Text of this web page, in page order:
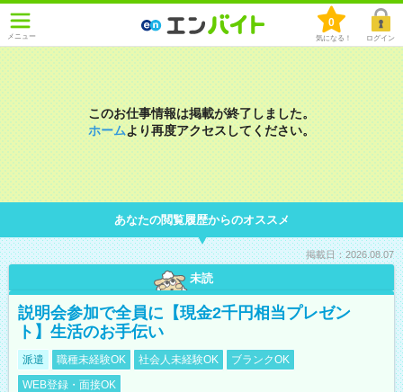
メニュー
0
気になる！ ログイン
このお仕事情報は掲載が終了しました。
ホームより再度アクセスしてください。
あなたの閲覧履歴からのオススメ
掲載日：2026.08.07
未読
説明会参加で全員に【現金2千円相当プレゼン
ト】生活のお手伝い
派遣 職種未経験OK 社会人未経験OK
ブランクOK
WEB登録・面接OK